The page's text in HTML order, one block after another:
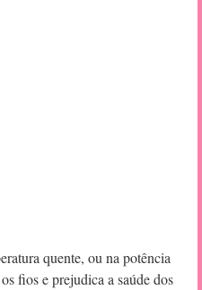
quente, ou na potência
fios e prejudica a saúde dos